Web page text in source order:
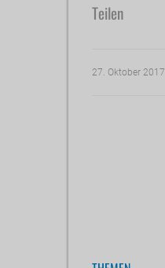
Teilen
27. Oktober 2017